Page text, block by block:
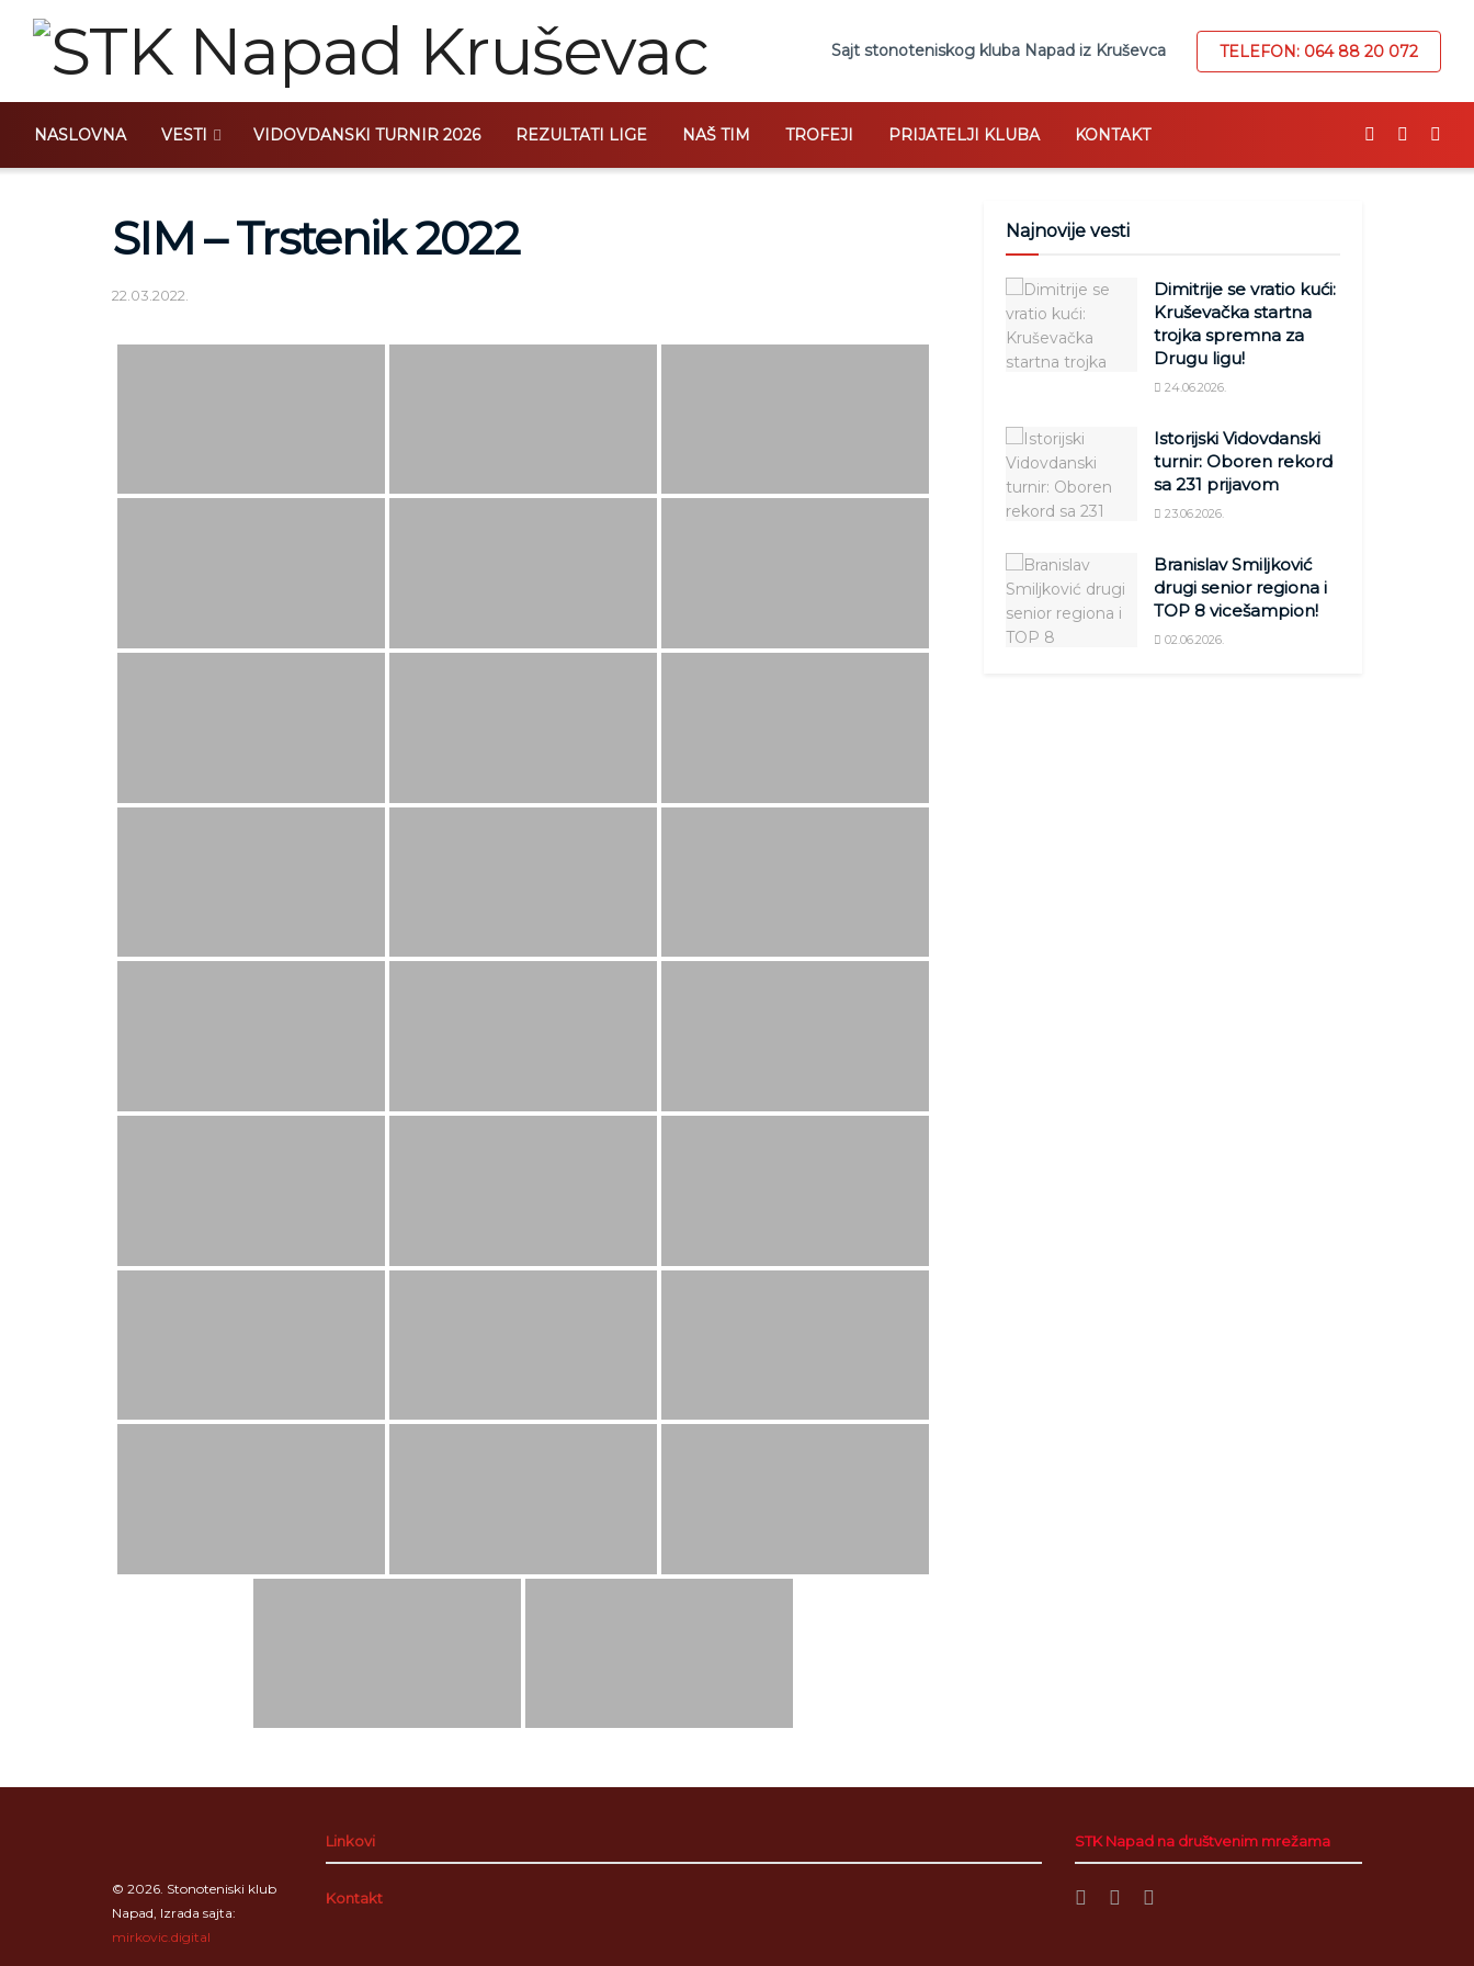
Sajt stonoteniskog kluba Napad iz Kruševca TELEFON: 064 88 20 072
NASLOVNA VESTI VIDOVDANSKI TURNIR 2026 REZULTATI LIGE NAŠ TIM TROFEJI PRIJATELJI KLUBA KONTAKT
SIM – Trstenik 2022
22.03.2022.
Najnovije vesti
Dimitrije se vratio kući:
Kruševačka startna
trojka spremna za
Drugu ligu!
24.06.2026.
Istorijski Vidovdanski
turnir: Oboren rekord
sa 231 prijavom
23.06.2026.
Branislav Smiljković
drugi senior regiona i
TOP 8 vicešampion!
02.06.2026.
© 2026. Stonoteniski klub
Napad, Izrada sajta:
mirkovic.digital
Linkovi
Kontakt
STK Napad na društvenim mrežama